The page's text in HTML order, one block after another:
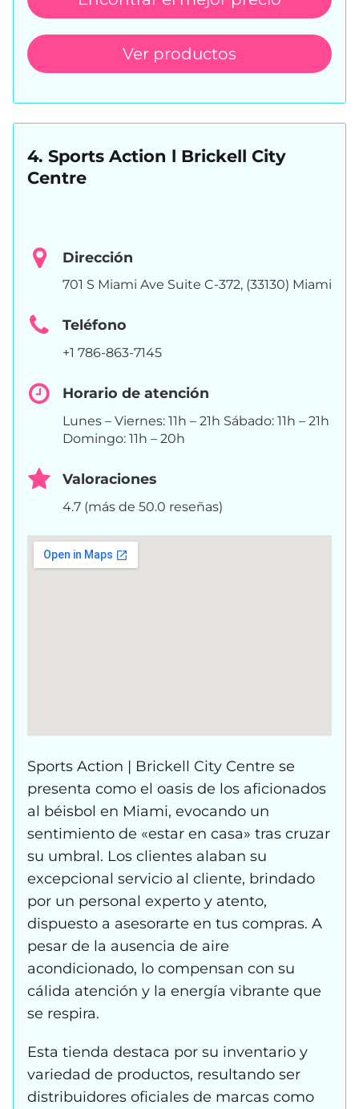
Ver productos
4. Sports Action l Brickell City
Centre
Dirección
701 S Miami Ave Suite C-372, (33130) Miami
Teléfono
+1 786-863-7145
Horario de atención
Lunes – Viernes: 11h – 21h Sábado: 11h – 21h
Domingo: 11h – 20h
Valoraciones
4.7 (más de 50.0 reseñas)
Sports Action | Brickell City Centre se
presenta como el oasis de los aficionados
al béisbol en Miami, evocando un
sentimiento de «estar en casa» tras cruzar
su umbral. Los clientes alaban su
excepcional servicio al cliente, brindado
por un personal experto y atento,
dispuesto a asesorarte en tus compras. A
pesar de la ausencia de aire
acondicionado, lo compensan con su
cálida atención y la energía vibrante que
se respira.
Esta tienda destaca por su inventario y
variedad de productos, resultando ser
distribuidores oficiales de marcas como